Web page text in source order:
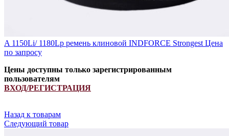
A 1150Li/ 1180Lp ремень клиновой INDFORCE Strongest Цена
по запросу
Цены доступны только зарегистрированным
пользователям
ВХОД/РЕГИСТРАЦИЯ
Назад к товарам
Следующий товар